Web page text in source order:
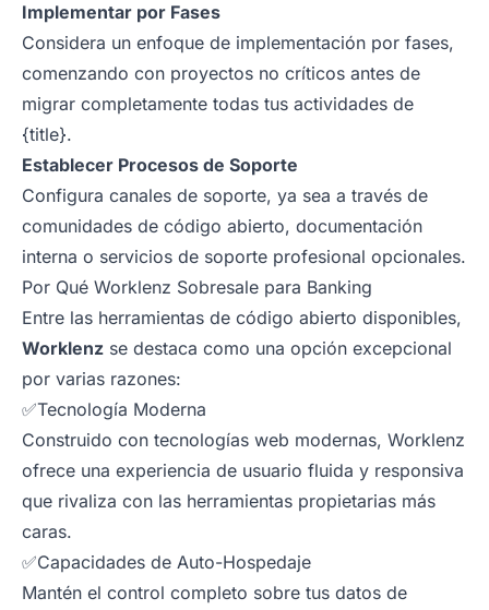
Implementar por Fases
Considera un enfoque de implementación por fases,
comenzando con proyectos no críticos antes de
migrar completamente todas tus actividades de
{title}.
Establecer Procesos de Soporte
Configura canales de soporte, ya sea a través de
comunidades de código abierto, documentación
interna o servicios de soporte profesional opcionales.
Por Qué Worklenz Sobresale para Banking
Entre las herramientas de código abierto disponibles,
Worklenz se destaca como una opción excepcional
por varias razones:
✅Tecnología Moderna
Construido con tecnologías web modernas, Worklenz
ofrece una experiencia de usuario fluida y responsiva
que rivaliza con las herramientas propietarias más
caras.
✅Capacidades de Auto-Hospedaje
Mantén el control completo sobre tus datos de